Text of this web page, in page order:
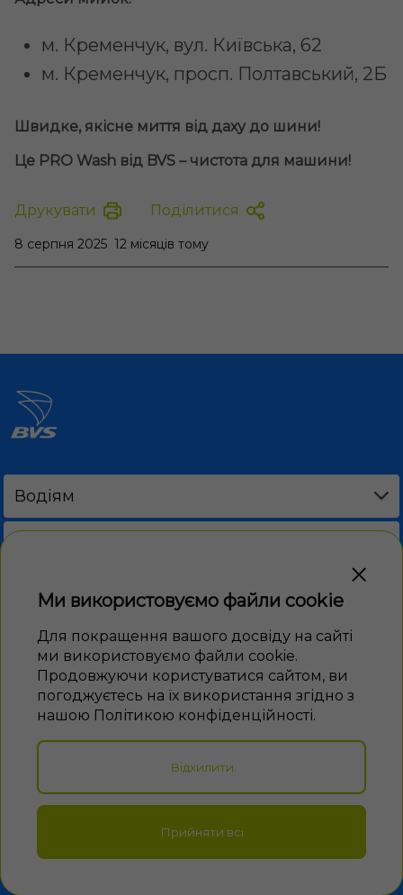
м. Кременчук, вул. Київська, 62
м. Кременчук, просп. Полтавський, 2Б
Швидке, якісне миття від даху до шини!
Це PRO Wash від BVS – чистота для машини!
8 серпня 2025 12 місяців тому
Друкувати Поділитися
Ми використовуємо файли cookie
Для покращення вашого досвіду на сайті
ми використовуємо файли cookie.
Продовжуючи користуватися сайтом, ви
погоджуєтесь на їх використання згідно з
нашою Політикою конфіденційності.
Відхилити
Прийняти всі
Водіям
Акції
Програма лояльності
BVS PAY
Електронні талони
Бізнес
ЕЛЕКТРОННІ ТАЛОНИ
Новини
FAQ
ЗНАЙТИ НАС В СОЦМЕРЕЖАХ
ЗАВАНТАЖИТИ ДОДАТОК